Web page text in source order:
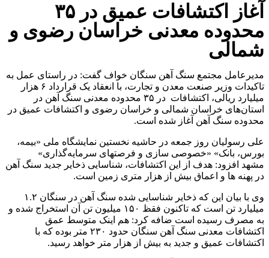
آغاز اکتشافات عمیق در ۳۵
محدوده معدنی خراسان رضوی و
شمالی
مدیرعامل مجتمع سنگ آهن سنگان خواف گفت: در راستای عمل به
تاکیدات وزیر صنعت معدن و تجارت، با انعقاد یک قرارداد ۶ هزار
میلیارد ریالی، اکتشافات در ۳۵ محدوده معدنی سنگ آهن در
استان‌های خراسان شمالی و خراسان رضوی و اکتشافات عمیق در
محدوده سنگ آهن آغاز شده است.
علی رسولیان روز جمعه در حاشیه نخستین نمایشگاه ملی «بیمه،
بورس، بانک» «خصوصی سازی و فرصتهای سرمایه‌گذاری»
مشهد افزود: هدف از این اکتشافات، شناسایی ذخایر جدید سنگ آهن
در پهنه ها و اعماق بیش از هزار متری زمین است.
وی با بیان این که ذخایر شناسایی شده سنگ آهن در سنگان ۱.۲
میلیارد تن است که تاکنون فقظ ۱۵۰ میلیون تن آن استخراج شده و
به مصرف رسیده است ضافه کرد: هم اینک متوسط عمق
اکتشافات معدنی سنگ آهن سنگان حدود ۲۳۰ متر بوده که با
اکتشافات عمیق و جدید به بیش از هزار متر خواهد رسید.